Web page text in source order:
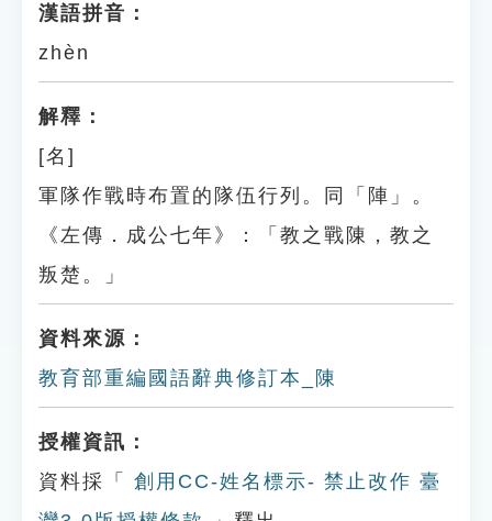
漢語拼音：
zhèn
解釋：
[名]
軍隊作戰時布置的隊伍行列。同「陣」。
《左傳．成公七年》：「教之戰陳，教之
叛楚。」
資料來源：
教育部重編國語辭典修訂本_陳
授權資訊：
資料採「
創用CC-姓名標示- 禁止改作 臺